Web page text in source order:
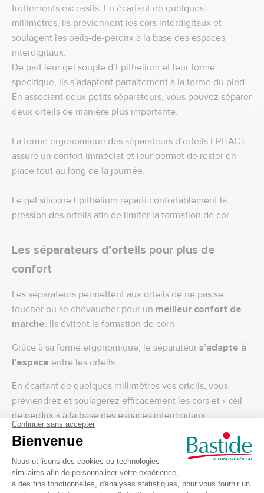
frottements excessifs. En écartant de quelques
millimètres, ils préviennent les cors interdigitaux et
soulagent les oeils-de-perdrix à la base des espaces
interdigitaux.
De part leur gel souple d’Epithelium et leur forme
spécifique, ils s’adaptent parfaitement à la forme du pied.
En associant deux petits séparateurs, vous pouvez séparer
deux orteils de manière plus importante.
La forme ergonomique des séparateurs d’orteils EPITACT
assure un confort immédiat et leur permet de rester en
place tout au long de la journée.
Le gel silicone Epithélium réparti confortablement la
pression des orteils afin de limiter la formation de cor.
Les séparateurs d’orteils pour plus de
confort
Les séparateurs permettent aux orteils de ne pas se
toucher ou se chevaucher pour un meilleur confort de
marche. Ils évitent la formation de corn
Grâce à sa forme ergonomique, le séparateur s’adapte à
l’espace entre les orteils.
En écartant de quelques millimètres vos orteils, vous
préviendrez et soulagerez efficacement les cors et « œil
de perdrix » à la base des espaces interdigitaux.
Séparateurs d'orteils en gel silicone
Epithelium